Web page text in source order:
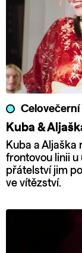
Kuba &
Kuba a Aljaška
frontovou linii u
přátelství jim
ve vítězství.